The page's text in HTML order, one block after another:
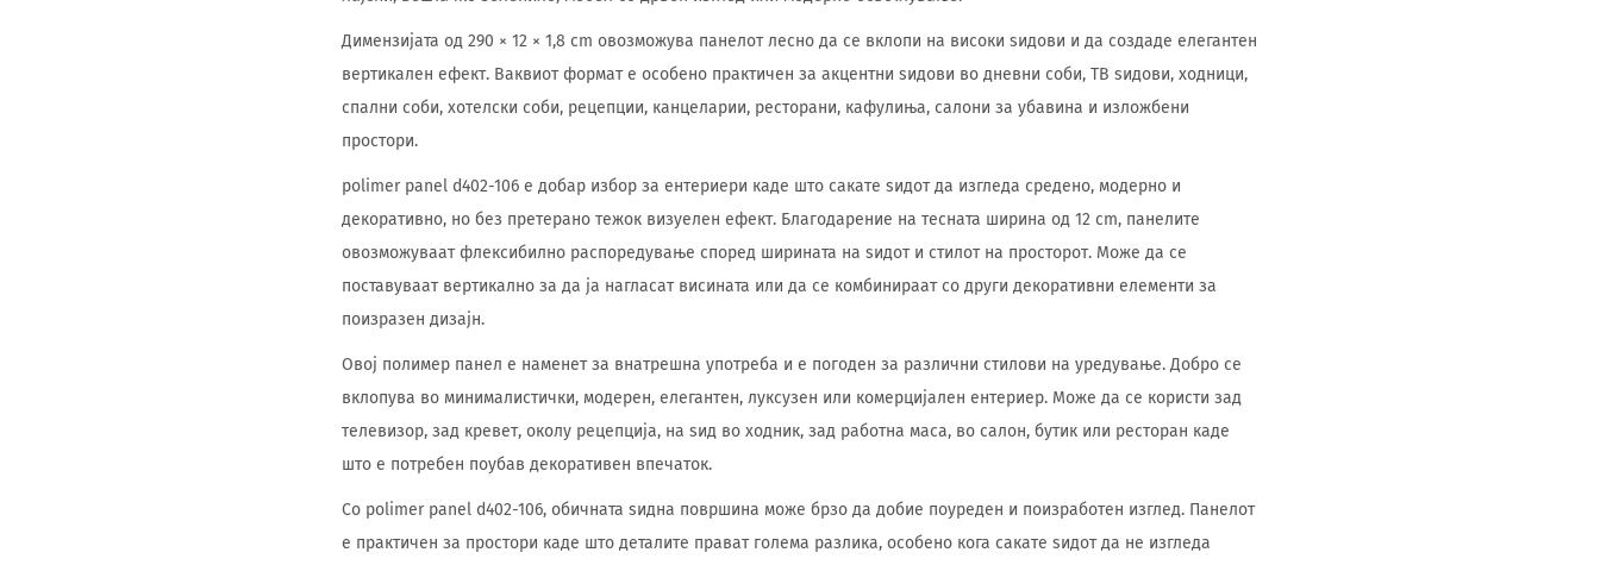
Димензијата од 290 × 12 × 1,8 cm овозможува панелот лесно да се вклопи на високи ѕидови и да создаде елегантен
вертикален ефект. Ваквиот формат е особено практичен за акцентни ѕидови во дневни соби, ТВ ѕидови, ходници,
спални соби, хотелски соби, рецепции, канцеларии, ресторани, кафулиња, салони за убавина и изложбени
простори.
polimer panel d402-106 е добар избор за ентериери каде што сакате ѕидот да изгледа средено, модерно и
декоративно, но без претерано тежок визуелен ефект. Благодарение на тесната ширина од 12 cm, панелите
овозможуваат флексибилно распоредување според ширината на ѕидот и стилот на просторот. Може да се
поставуваат вертикално за да ја нагласат висината или да се комбинираат со други декоративни елементи за
поизразен дизајн.
Овој полимер панел е наменет за внатрешна употреба и е погоден за различни стилови на уредување. Добро се
вклопува во минималистички, модерен, елегантен, луксузен или комерцијален ентериер. Може да се користи зад
телевизор, зад кревет, околу рецепција, на ѕид во ходник, зад работна маса, во салон, бутик или ресторан каде
што е потребен поубав декоративен впечаток.
Со polimer panel d402-106, обичната ѕидна површина може брзо да добие поуреден и поизработен изглед. Панелот
е практичен за простори каде што деталите прават голема разлика, особено кога сакате ѕидот да не изгледа